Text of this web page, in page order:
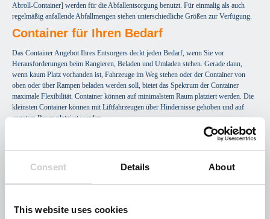
Consent Details About
This website uses cookies
Abroll-Container] werden für die Abfallentsorgung benutzt. Für einmalig als auch
regelmäßig anfallende Abfallmengen stehen unterschiedliche Größen zur Verfügung.
Container für Ihren Bedarf
Das Container Angebot Ihres Entsorgers deckt jeden Bedarf, wenn Sie vor
Herausforderungen beim Rangieren, Beladen und Umladen stehen. Gerade dann,
wenn kaum Platz vorhanden ist, Fahrzeuge im Weg stehen oder der Container von
oben oder über Rampen beladen werden soll, bietet das Spektrum der Container
maximale Flexibilität. Container können auf minimalstem Raum platziert werden. Die
kleinsten Container können mit Liftfahrzeugen über Hindernisse gehoben und auf
engstem Raum platziert werden.
Die zertifizierten Entsorgungsunternehmen von Containerbestellung24 verfügen über
alle Container, die Sie zur bequemen Entsorgung aller gängigen Arten und Mengen
Was auch immer Sie zu entsorgen haben: Das Sortiment Ihres regionalen
Entsorgungsaufgaben. Falls Sie den gewünschten Container nicht direkt finden sollten
oder nicht wissen, welcher Container für Sie der richtige ist, nutzen Sie die